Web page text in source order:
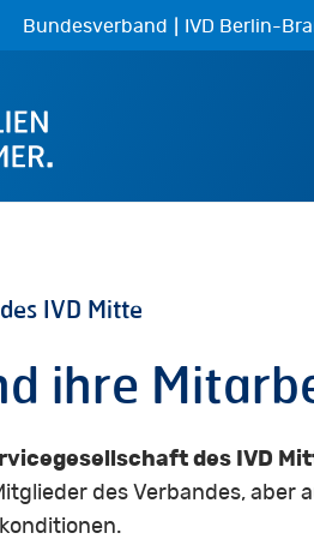
Bundesverband | IVD Berlin-
des IVD Mitte
ihre
des IVD
des Verbandes,